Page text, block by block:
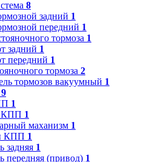
8
задний 1
передний 1
тормоза 1
задний 1
передний 1
тормоза 2
тормозов вакуумный 1
9
1
КПП 1
маханизм 1
КПП 1
задняя 1
передняя (привод) 1